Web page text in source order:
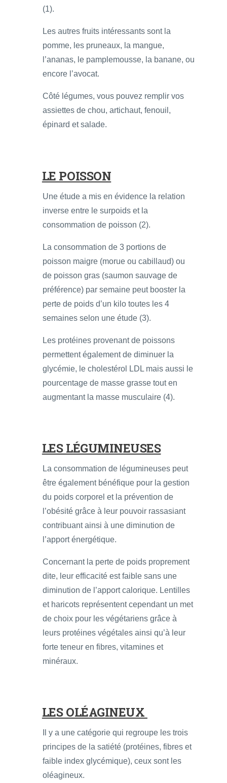
(1).
Les autres fruits intéressants sont la
pomme, les pruneaux, la mangue,
l’ananas, le pamplemousse, la banane, ou
encore l’avocat.
Côté légumes, vous pouvez remplir vos
assiettes de chou, artichaut, fenouil,
épinard et salade.
LE POISSON
Une étude a mis en évidence la relation
inverse entre le surpoids et la
consommation de poisson (2).
La consommation de 3 portions de
poisson maigre (morue ou cabillaud) ou
de poisson gras (saumon sauvage de
préférence) par semaine peut booster la
perte de poids d’un kilo toutes les 4
semaines selon une étude (3).
Les protéines provenant de poissons
permettent également de diminuer la
glycémie, le cholestérol LDL mais aussi le
pourcentage de masse grasse tout en
augmentant la masse musculaire (4).
LES LÉGUMINEUSES
La consommation de légumineuses peut
être également bénéfique pour la gestion
du poids corporel et la prévention de
l’obésité grâce à leur pouvoir rassasiant
contribuant ainsi à une diminution de
l’apport énergétique.
Concernant la perte de poids proprement
dite, leur efficacité est faible sans une
diminution de l’apport calorique. Lentilles
et haricots représentent cependant un met
de choix pour les végétariens grâce à
leurs protéines végétales ainsi qu’à leur
forte teneur en fibres, vitamines et
minéraux.
LES OLÉAGINEUX
Il y a une catégorie qui regroupe les trois
principes de la satiété (protéines, fibres et
faible index glycémique), ceux sont les
oléagineux.